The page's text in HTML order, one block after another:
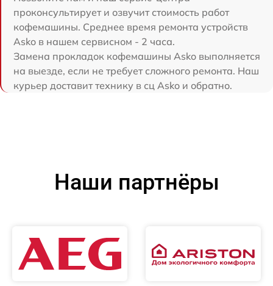
проконсультирует и озвучит стоимость работ
кофемашины. Среднее время ремонта устройств
Asko в нашем сервисном - 2 часа.
Замена прокладок кофемашины Asko выполняется
на выезде, если не требует сложного ремонта. Наш
курьер доставит технику в сц Asko и обратно.
Наши партнёры